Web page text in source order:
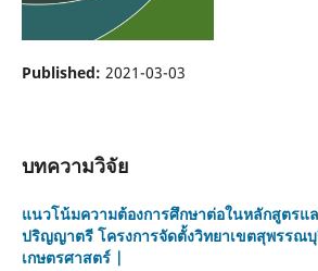
Published: 2021-03-03
บทความวิจัย
แนวโน้มความต้องการศึกษาต่อในหลักสูตรแ
ปริญญาตรี โครงการจัดตั้งวิทยาเขตสุพรรณ
เกษตรศาสตร์ |